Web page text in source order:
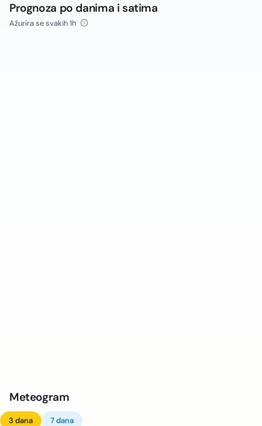
Prognoza po danima i satima
Ažurira se svakih 1h
Meteogram
3 dana 7 dana